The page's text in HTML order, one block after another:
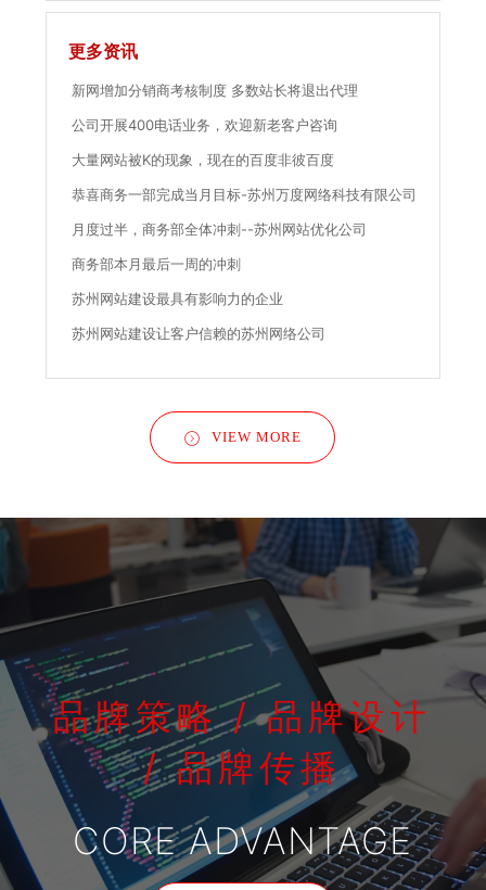
更多资讯
新网增加分销商考核制度 多数站长将退出代理
公司开展400电话业务，欢迎新老客户咨询
大量网站被K的现象，现在的百度非彼百度
恭喜商务一部完成当月目标-苏州万度网络科技有限公司
月度过半，商务部全体冲刺--苏州网站优化公司
商务部本月最后一周的冲刺
苏州网站建设最具有影响力的企业
苏州网站建设让客户信赖的苏州网络公司
VIEW MORE
品牌策略 / 品牌设计
/ 品牌传播
CORE ADVANTAGE